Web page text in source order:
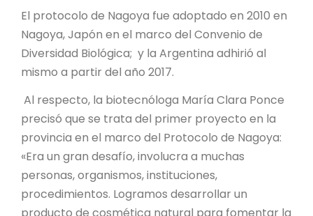
El protocolo de Nagoya fue adoptado en 2010 en
Nagoya, Japón en el marco del Convenio de
Diversidad Biológica; y la Argentina adhirió al
mismo a partir del año 2017.
Al respecto, la biotecnóloga María Clara Ponce
precisó que se trata del primer proyecto en la
provincia en el marco del Protocolo de Nagoya:
«Era un gran desafío, involucra a muchas
personas, organismos, instituciones,
procedimientos. Logramos desarrollar un